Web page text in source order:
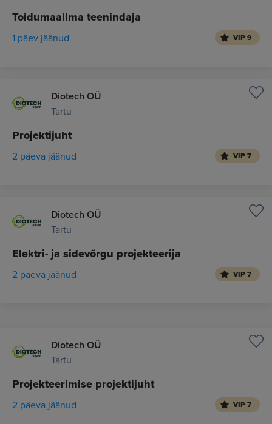
Toidumaailma teenindaja
1 päev jäänud VIP 9
Diotech OÜ
Tartu
Projektijuht
2 päeva jäänud VIP 7
Diotech OÜ
Tartu
Elektri- ja sidevõrgu projekteerija
2 päeva jäänud VIP 7
Diotech OÜ
Tartu
Projekteerimise projektijuht
2 päeva jäänud VIP 7